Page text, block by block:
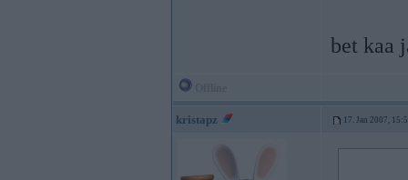
bet kaa
kristapz 17. Jan 2007,